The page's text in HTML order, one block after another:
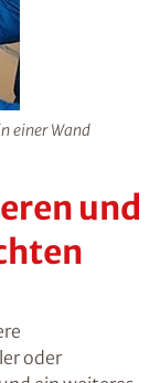
zu
in
als 60
und
zu
in